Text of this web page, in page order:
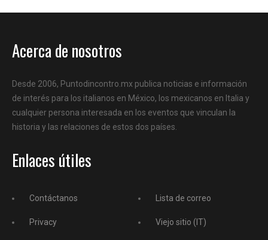
Acerca de nosotros
Desde 2006, Puntodincontro.mx publica noticias e información
de interés para los italianos en México, los mexicanos en Italia y
cualquier persona interesada en los eventos que vinculan la
historia y las relaciones de estos dos países.
Enlaces útiles
Contáctanos
Privacy
Lista de correo
Viejo sitio (IT)